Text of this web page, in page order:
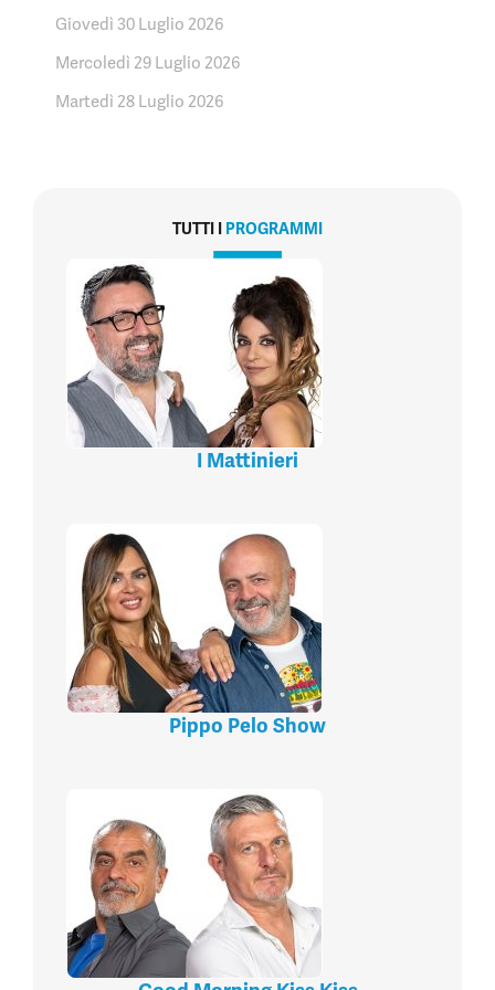
Giovedì 30 Luglio 2026
Mercoledì 29 Luglio 2026
Martedì 28 Luglio 2026
TUTTI I PROGRAMMI
I Mattinieri
Pippo Pelo Show